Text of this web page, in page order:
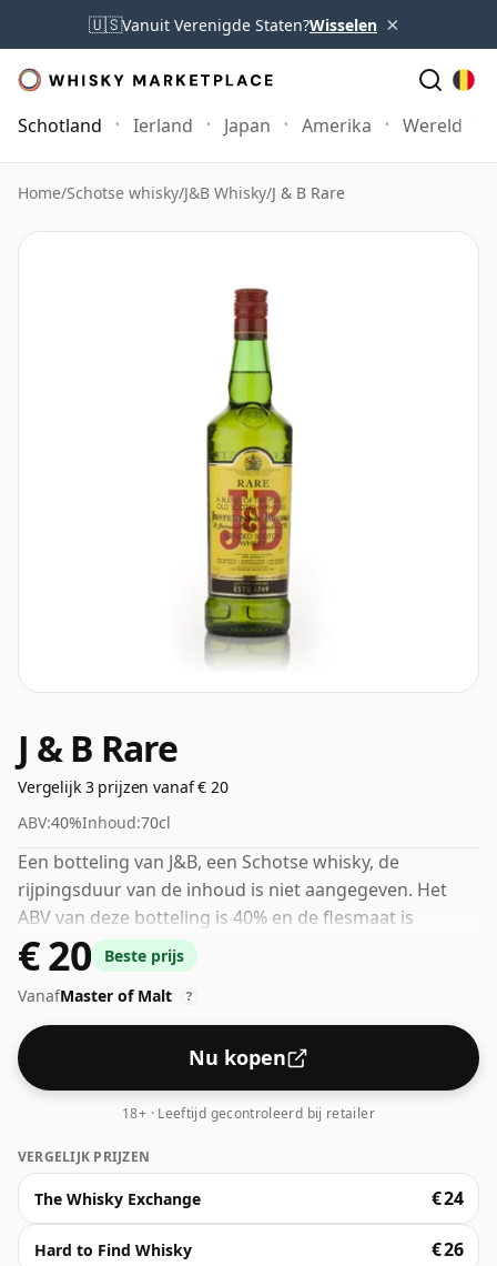
🇺🇸Vanuit Verenigde Staten?Wisselen ×
Schotland Ierland Japan Amerika Wereld
Home/Schotse whisky/J&B Whisky/J & B Rare
J & B Rare
Vergelijk 3 prijzen vanaf € 20
ABV:40%Inhoud:70cl
Een botteling van J&B, een Schotse whisky, de
rijpingsduur van de inhoud is niet aangegeven. Het
ABV van deze botteling is 40% en de flesmaat is
standaard 70cl.
€ 20
Beste prijs
VanafMaster of Malt ?
Nu kopen
18+ · Leeftijd gecontroleerd bij retailer
VERGELIJK PRIJZEN
The Whisky Exchange € 24
Hard to Find Whisky € 26